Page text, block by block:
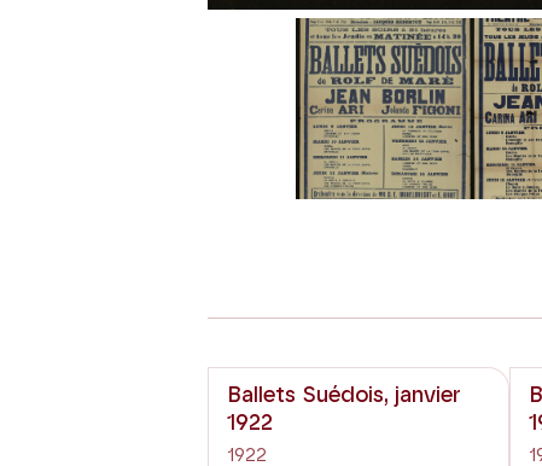
Ballets Suédois, janvier
1922
1922